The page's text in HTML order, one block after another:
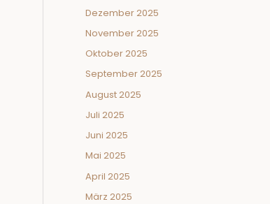
Dezember 2025
November 2025
Oktober 2025
September 2025
August 2025
Juli 2025
Juni 2025
Mai 2025
April 2025
März 2025